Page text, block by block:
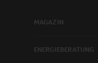
MAGAZIN
ENERGIEBERATUNG